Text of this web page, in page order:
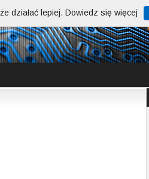
działać lepiej. Dowiedz się więcej